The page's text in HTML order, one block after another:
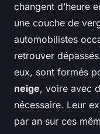
changent d’heure
une couche de
automobilistes
retrouver
eux, sont formés
neige, voire avec
nécessaire. Leur
par an sur ces